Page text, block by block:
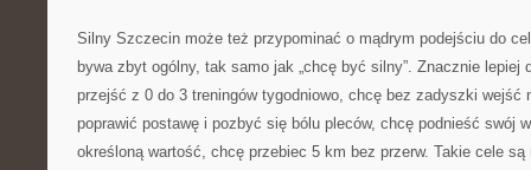
Silny Szczecin może też przypominać o mądrym podejściu do
bywa zbyt ogólny, tak samo jak „chcę być silny”. Znacznie lepiej
przejść z 0 do 3 treningów tygodniowo, chcę bez zadyszki wejść
poprawić postawę i pozbyć się bólu pleców, chcę podnieść swój
określoną wartość, chcę przebiec 5 km bez przerw. Takie cele